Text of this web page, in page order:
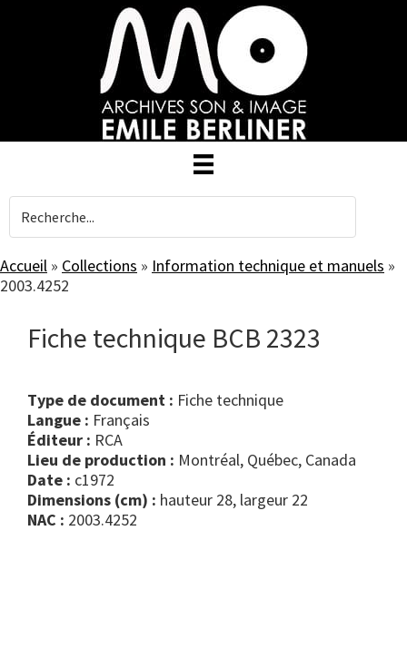
Accueil » Collections » Information technique et manuels »
2003.4252
Fiche technique BCB 2323
Type de document :
fiche technique
Langue : Français
Éditeur : RCA
Lieu de production : Montréal, Québec, Canada
Date : c1972
Dimensions (cm) : hauteur 28, largeur 22
NAC : 2003.4252